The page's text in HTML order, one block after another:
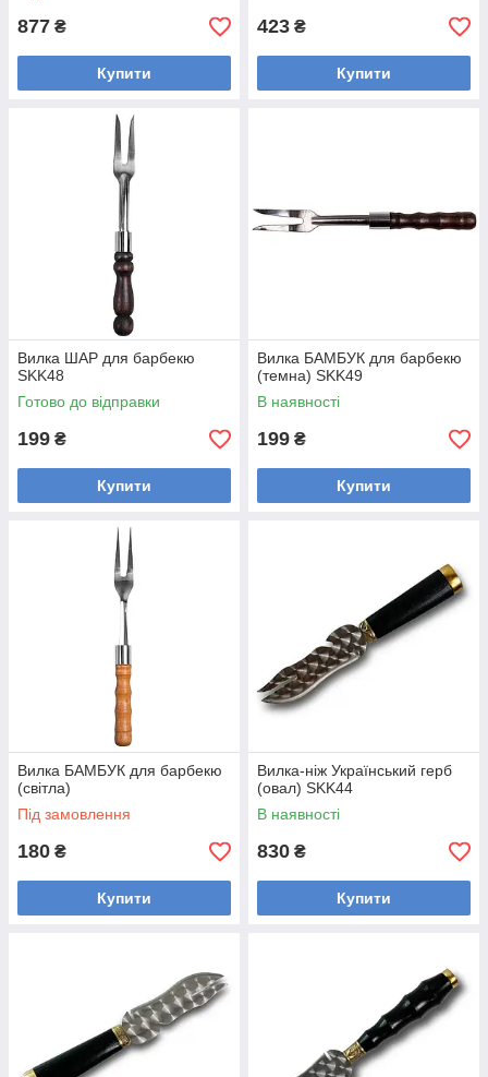
877 ₴
Купити
423 ₴
Купити
Вилка ШАР для барбекю
SKK48
Готово до відправки
199 ₴
Купити
Вилка БАМБУК для барбекю
(темна) SKK49
В наявності
199 ₴
Купити
Вилка БАМБУК для барбекю
(світла)
Під замовлення
180 ₴
Купити
Вилка-ніж Український герб
(овал) SKK44
В наявності
830 ₴
Купити